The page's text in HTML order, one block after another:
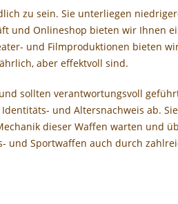
zu sein. Sie unterliegen
und Onlineshop bieten wir Ihnen
und Filmproduktionen bieten
aber effektvoll sind.
sollten verantwortungsvoll
und Altersnachweis ab.
dieser Waffen warten und
und Sportwaffen auch durch